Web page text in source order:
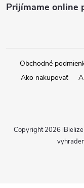
Prijímame online
Obchodné
Ako nakupovať
Copyright 2026